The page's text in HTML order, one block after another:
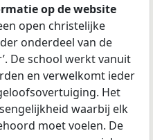
op de website
open christelijke
onderdeel van de
De school werkt vanuit
en verwelkomt ieder
Het
waarbij elk
moet voelen. De